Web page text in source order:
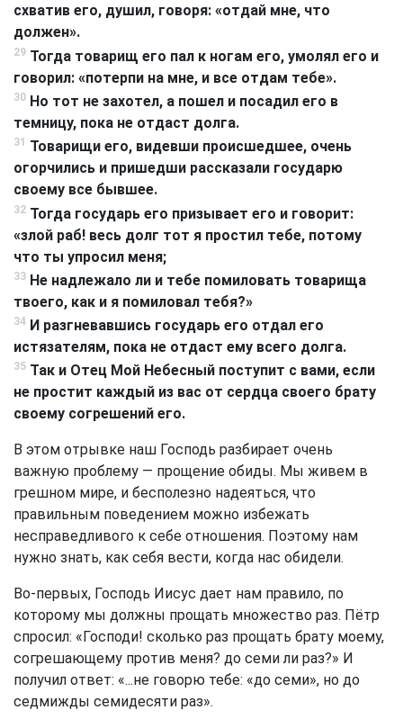
схватив его, душил, говоря: «отдай мне, что
должен».
29 Тогда товарищ его пал к ногам его, умолял его и
говорил: «потерпи на мне, и все отдам тебе».
30 Но тот не захотел, а пошел и посадил его в
темницу, пока не отдаст долга.
31 Товарищи его, видевши происшедшее, очень
огорчились и пришедши рассказали государю
своему все бывшее.
32 Тогда государь его призывает его и говорит:
«злой раб! весь долг тот я простил тебе, потому
что ты упросил меня;
33 Не надлежало ли и тебе помиловать товарища
твоего, как и я помиловал тебя?»
34 И разгневавшись государь его отдал его
истязателям, пока не отдаст ему всего долга.
35 Так и Отец Мой Небесный поступит с вами, если
не простит каждый из вас от сердца своего брату
своему согрешений его.
В этом отрывке наш Господь разбирает очень
важную проблему — прощение обиды. Мы живем в
грешном мире, и бесполезно надеяться, что
правильным поведением можно избежать
несправедливого к себе отношения. Поэтому нам
нужно знать, как себя вести, когда нас обидели.
Во-первых, Господь Иисус дает нам правило, по
которому мы должны прощать множество раз. Пётр
спросил: «Господи! сколько раз прощать брату моему,
согрешающему против меня? до семи ли раз?» И
получил ответ: «...не говорю тебе: «до семи», но до
седмижды семидесяти раз».